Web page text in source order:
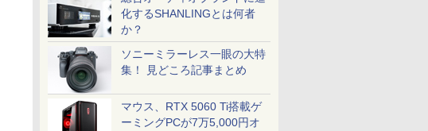
化するSHANLINGとは何者
か？
ソニーミラーレス一眼の大特
集！ 見どころ記事まとめ
マウス、RTX 5060 Ti搭載ゲ
ーミングPCが7万5,000円オ